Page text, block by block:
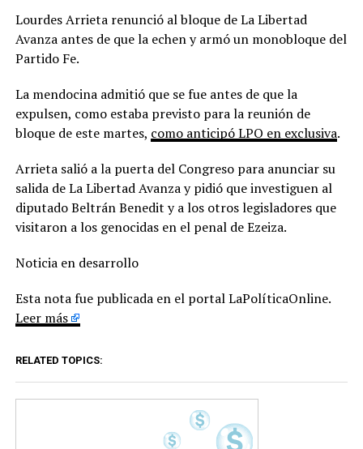
Lourdes Arrieta renunció al bloque de La Libertad
Avanza antes de que la echen y armó un monobloque del
Partido Fe.
La mendocina admitió que se fue antes de que la
expulsen, como estaba previsto para la reunión de
bloque de este martes, como anticipó LPO en exclusiva.
Arrieta salió a la puerta del Congreso para anunciar su
salida de La Libertad Avanza y pidió que investiguen al
diputado Beltrán Benedit y a los otros legisladores que
visitaron a los genocidas en el penal de Ezeiza.
Noticia en desarrollo
Esta nota fue publicada en el portal LaPolíticaOnline.
Leer más
RELATED TOPICS: